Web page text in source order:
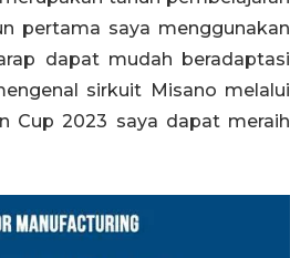
pertama saya menggunakan
dapat mudah beradaptasi
sirkuit Misano melalui
Cup 2023 saya dapat meraih